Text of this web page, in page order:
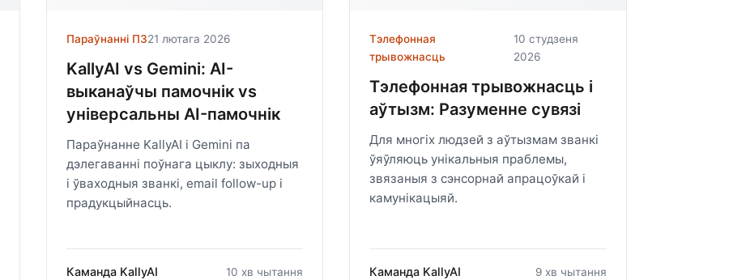
Параўнанні ПЗ21 лютага 2026
KallyAI vs Gemini: AI-
выканаўчы памочнік vs
універсальны AI-памочнік
Параўнанне KallyAI і Gemini па
дэлегаванні поўнага цыклу: зыходныя
і ўваходныя званкі, email follow-up і
прадукцыйнасць.
Каманда KallyAI 10 хв чытання
Тэлефонная
трывожнасць
10 студзеня
2026
Тэлефонная трывожнасць і
аўтызм: Разуменне сувязі
Для многіх людзей з аўтызмам званкі
ўяўляюць унікальныя праблемы,
звязаныя з сэнсорнай апрацоўкай і
камунікацыяй.
Каманда KallyAI 9 хв чытання